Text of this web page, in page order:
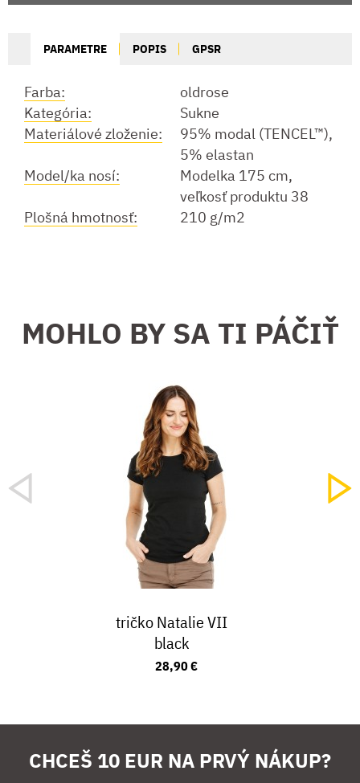
PARAMETRE POPIS GPSR
Farba:
oldrose
Kategória:
Sukne
Materiálové zloženie:
95% modal (TENCEL™),
5% elastan
Model/ka nosí:
Modelka 175 cm,
veľkosť produktu 38
Plošná hmotnosť:
210 g/m2
MOHLO BY SA TI PÁČIŤ
tričko Natalie VII
black
28,90 €
CHCEŠ 10 EUR NA PRVÝ NÁKUP?